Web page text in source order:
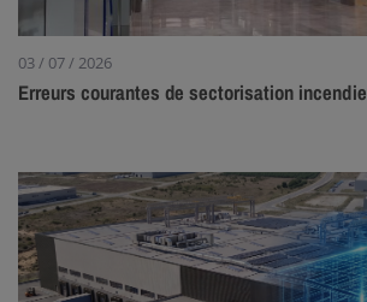
03 / 07 / 2026
Erreurs courantes de sectorisation incendie